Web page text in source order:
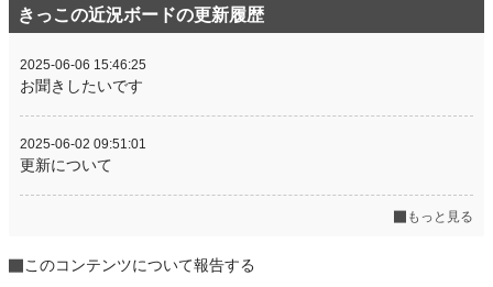
きっこの近況ボードの更新履歴
2025-06-06 15:46:25
お聞きしたいです
2025-06-02 09:51:01
更新について
もっと見る
このコンテンツについて報告する